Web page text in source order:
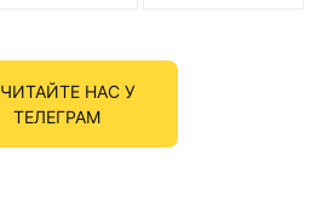
ЧИТАЙТЕ НАС У
ТЕЛЕГРАМ